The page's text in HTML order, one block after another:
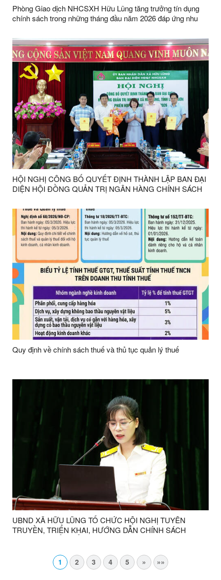
Phòng Giao dịch NHCSXH Hữu Lũng tăng trưởng tín dụng
chính sách trong những tháng đầu năm 2026 đáp ứng nhu
HỘI NGHỊ CÔNG BỐ QUYẾT ĐỊNH THÀNH LẬP BAN ĐẠI
DIỆN HỘI ĐỒNG QUẢN TRỊ NGÂN HÀNG CHÍNH SÁCH
Quy định về chính sách thuế và thủ tục quản lý thuế
UBND XÃ HỮU LŨNG TỔ CHỨC HỘI NGHỊ TUYÊN
TRUYỀN, TRIỂN KHAI, HƯỚNG DẪN CHÍNH SÁCH
TRÊN ĐỊA BÀN XÃ HỮU LŨNG
1 2 3 4 5 » »»